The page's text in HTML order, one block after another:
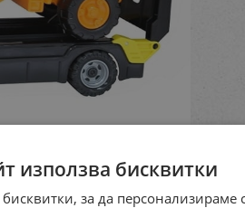
използва бисквитки
за да